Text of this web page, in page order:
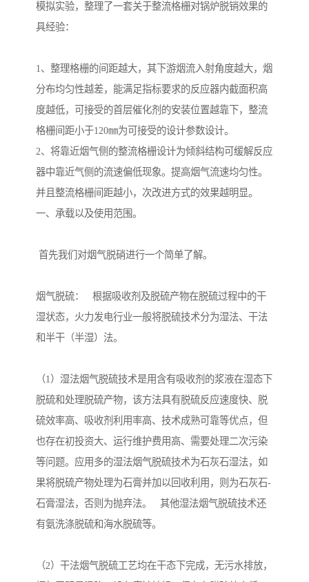
模拟实验，整理了一套关于整流格栅对锅炉脱销效果的
具经验：
1、整理格栅的间距越大，其下游烟流入射角度越大，烟
分布均匀性越差，能满足指标要求的反应器内截面积高
度越低，可接受的首层催化剂的安装位置越靠下，整流
格栅间距小于120㎜为可接受的设计参数设计。
2、将靠近烟气侧的整流格栅设计为倾斜结构可缓解反应
器中靠近气侧的流速偏低现象。提高烟气流速均匀性。
并且整流格栅间距越小，次改进方式的效果越明显。
一、承载以及使用范围。
首先我们对烟气脱硝进行一个简单了解。
烟气脱硫： 根据吸收剂及脱硫产物在脱硫过程中的干
湿状态，火力发电行业一般将脱硫技术分为湿法、干法
和半干（半湿）法。
（1）湿法烟气脱硫技术是用含有吸收剂的浆液在湿态下
脱硫和处理脱硫产物，该方法具有脱硫反应速度快、脱
硫效率高、吸收剂利用率高、技术成熟可靠等优点，但
也存在初投资大、运行维护费用高、需要处理二次污染
等问题。应用多的湿法烟气脱硫技术为石灰石湿法，如
果将脱硫产物处理为石膏并加以回收利用，则为石灰石-
石膏湿法，否则为抛弃法。 其他湿法烟气脱硫技术还
有氨洗涤脱硫和海水脱硫等。
（2）干法烟气脱硫工艺均在干态下完成，无污水排放，